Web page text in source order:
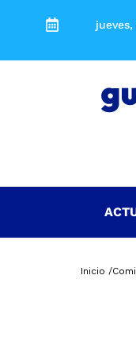
Inicio /